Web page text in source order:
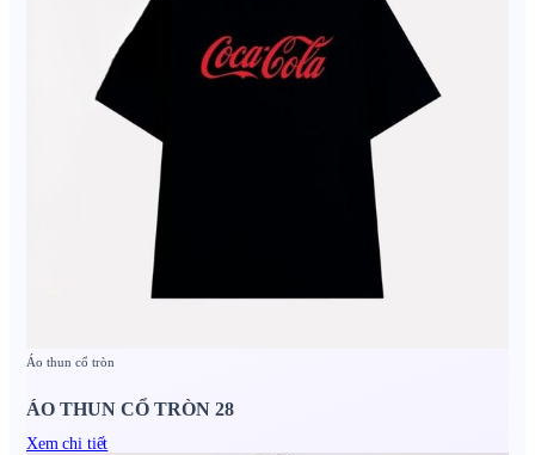
Áo thun cổ tròn
ÁO THUN CỔ TRÒN 28
Xem chi tiết